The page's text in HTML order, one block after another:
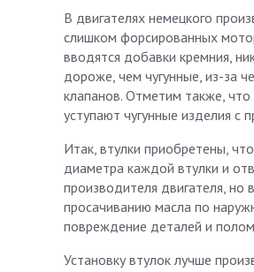
В двигателях немецкого
слишком форсированных
вводятся добавки кремния,
дороже, чем чугунные, из-за
клапанов. Отметим также, что
уступают чугунные изделия с
Итак, втулки приобретены,
диаметра каждой втулки и
производителя двигателя, но
просачиванию масла по
повреждение деталей и
Установку втулок лучше